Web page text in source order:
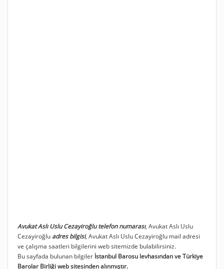
Avukat Aslı Uslu Cezayiroğlu telefon numarası, Avukat Aslı Uslu
Cezayiroğlu adres bilgisi, Avukat Aslı Uslu Cezayiroğlu mail adresi
ve çalışma saatleri bilgilerini web sitemizde bulabilirsiniz.
Bu sayfada bulunan bilgiler İstanbul Barosu levhasından ve Türkiye
Barolar Birliği web sitesinden alınmıştır.